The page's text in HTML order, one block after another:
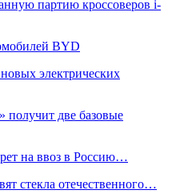
партию кроссоверов i-
BYD
электрических
получит две базовые
на ввоз в Россию…
стекла отечественного…